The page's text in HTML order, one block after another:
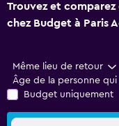
Trouvez et
chez Budget à Paris
Même lieu de retour
Âge de la personne
Budget uniquement